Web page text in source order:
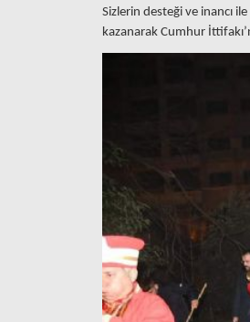
Sizlerin desteği ve inancı
kazanarak Cumhur